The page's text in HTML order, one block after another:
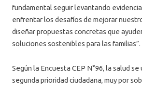
fundamental seguir levantando
enfrentar los desafíos de mejorar
diseñar propuestas concretas que
soluciones sostenibles para las familias”.
Según la Encuesta CEP N°96, la salud se
segunda prioridad ciudadana, muy por